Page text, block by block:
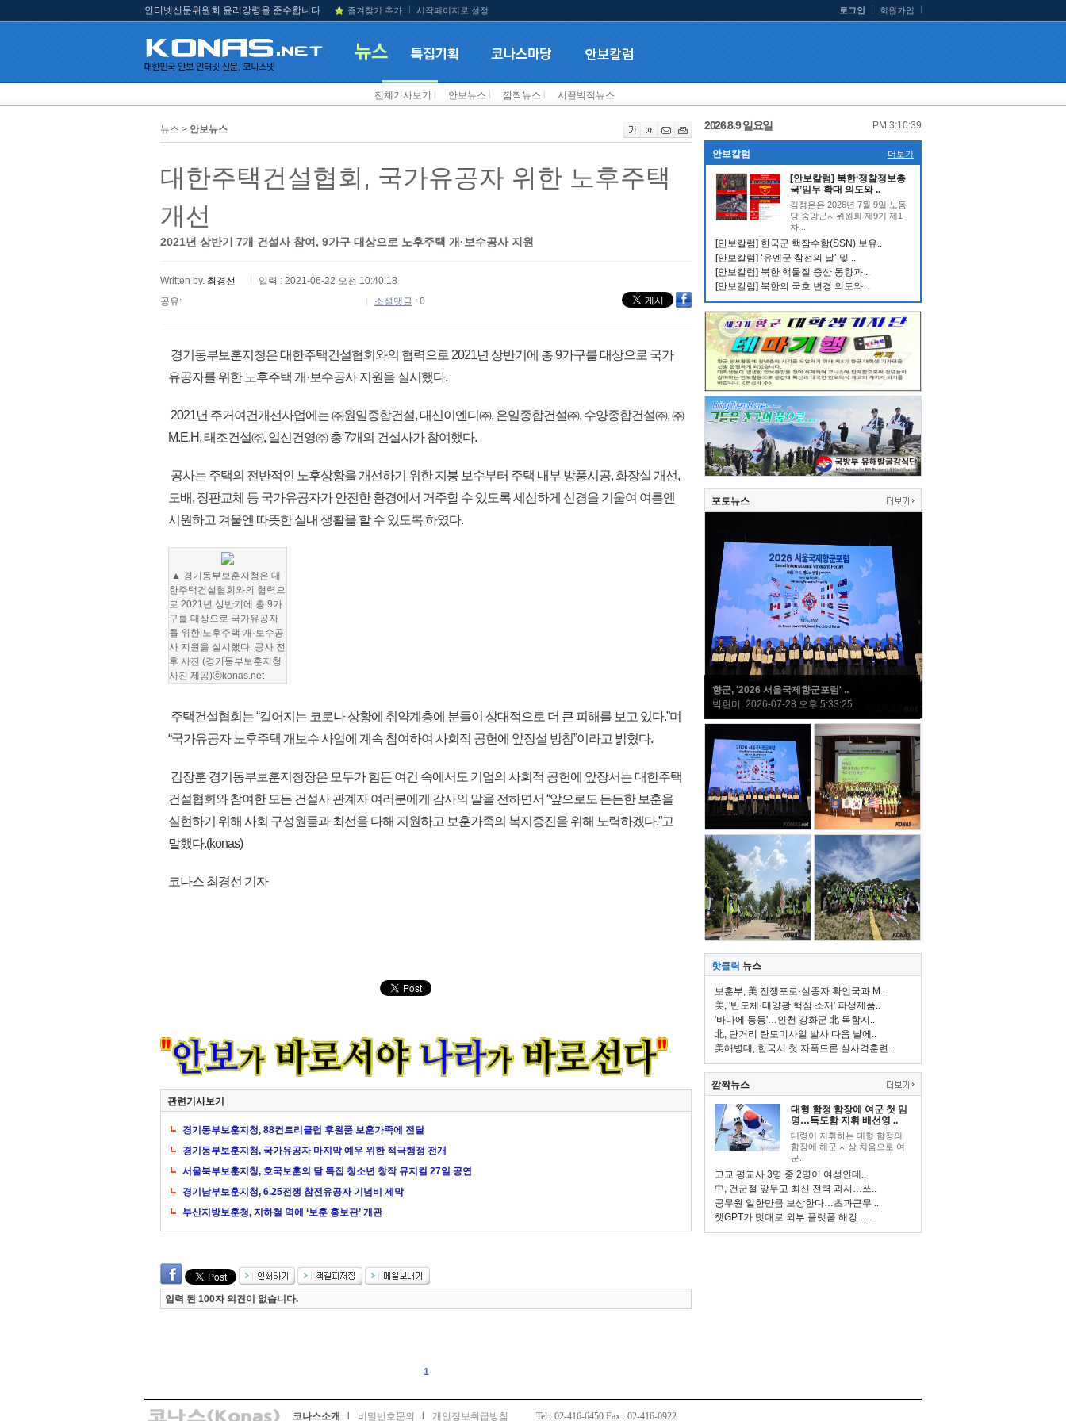
인터넷신문위원회 윤리강령을 준수합니다 즐겨찾기 추가 시작페이지로 설정 로그인 회원가입
전체기사보기 안보뉴스 깜짝뉴스 시끌벅적뉴스
뉴스 > 안보뉴스
대한주택건설협회, 국가유공자 위한 노후주택
개선
2021년 상반기 7개 건설사 참여, 9가구 대상으로 노후주택 개·보수공사 지원
Written by. 최경선
입력 : 2021-06-22 오전 10:40:18
공유:
소셜댓글 : 0
경기동부보훈지청은 대한주택건설협회와의 협력으로 2021년 상반기에 총 9가구를 대상으로 국가
유공자를 위한 노후주택 개·보수공사 지원을 실시했다.
2021년 주거여건개선사업에는 ㈜원일종합건설, 대신이엔디㈜, 은일종합건설㈜, 수양종합건설㈜, ㈜
M.E.H, 태조건설㈜, 일신건영㈜ 총 7개의 건설사가 참여했다.
공사는 주택의 전반적인 노후상황을 개선하기 위한 지붕 보수부터 주택 내부 방풍시공, 화장실 개선,
도배, 장판교체 등 국가유공자가 안전한 환경에서 거주할 수 있도록 세심하게 신경을 기울여 여름엔
시원하고 겨울엔 따뜻한 실내 생활을 할 수 있도록 하였다.
▲ 경기동부보훈지청은 대
한주택건설협회와의 협력으
로 2021년 상반기에 총 9가
구를 대상으로 국가유공자
를 위한 노후주택 개·보수공
사 지원을 실시했다. 공사 전
후 사진 (경기동부보훈지청
사진 제공)ⓒkonas.net
주택건설협회는 “길어지는 코로나 상황에 취약계층에 분들이 상대적으로 더 큰 피해를 보고 있다.”며
“국가유공자 노후주택 개보수 사업에 계속 참여하여 사회적 공헌에 앞장설 방침”이라고 밝혔다.
김장훈 경기동부보훈지청장은 모두가 힘든 여건 속에서도 기업의 사회적 공헌에 앞장서는 대한주택
건설협회와 참여한 모든 건설사 관계자 여러분에게 감사의 말을 전하면서 “앞으로도 든든한 보훈을
실현하기 위해 사회 구성원들과 최선을 다해 지원하고 보훈가족의 복지증진을 위해 노력하겠다.”고
말했다.(konas)
코나스 최경선 기자
관련기사보기
경기동부보훈지청, 88컨트리클럽 후원품 보훈가족에 전달
경기동부보훈지청, 국가유공자 마지막 예우 위한 적극행정 전개
서울북부보훈지청, 호국보훈의 달 특집 청소년 창작 뮤지컬 27일 공연
경기남부보훈지청, 6.25전쟁 참전유공자 기념비 제막
부산지방보훈청, 지하철 역에 ‘보훈 홍보관’ 개관
입력 된 100자 의견이 없습니다.
1
2026.8.9 일요일 PM 3:10:39
안보칼럼 더보기
[안보칼럼] 북한‘정찰정보총
국’임무 확대 의도와 ..
김정은은 2026년 7월 9일 노동
당 중앙군사위원회 제9기 제1
차 ..
[안보칼럼] 한국군 핵잠수함(SSN) 보유..
[안보칼럼] ‘유엔군 참전의 날’ 및 ..
[안보칼럼] 북한 핵물질 증산 동향과 ..
[안보칼럼] 북한의 국호 변경 의도와 ..
포토뉴스
향군, '2026 서울국제향군포럼' ..
박현미 2026-07-28 오후 5:33:25
핫클릭 뉴스
보훈부, 美 전쟁포로·실종자 확인국과 M..
美, '반도체·태양광 핵심 소재' 파생제품..
'바다에 둥둥'…인천 강화군 北 목함지..
北, 단거리 탄도미사일 발사 다음 날에..
美해병대, 한국서 첫 자폭드론 실사격훈련..
깜짝뉴스
대형 함정 함장에 여군 첫 임
명…독도함 지휘 배선영 ..
대령이 지휘하는 대형 함정의
함장에 해군 사상 처음으로 여
군..
고교 평교사 3명 중 2명이 여성인데..
中, 건군절 앞두고 최신 전력 과시…쓰..
공무원 일한만큼 보상한다…초과근무 ..
챗GPT가 멋대로 외부 플랫폼 해킹…..
코나스소개 비밀번호문의 개인정보취급방침 Tel : 02-416-6450 Fax : 02-416-0922